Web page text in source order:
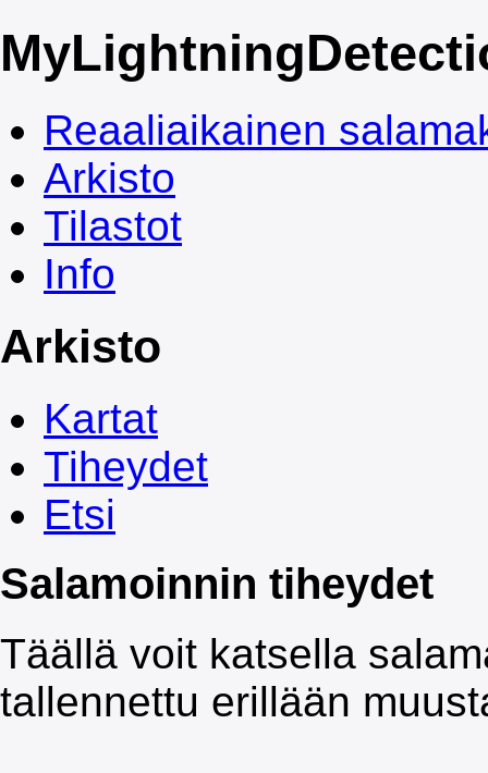
My
Reaaliaikainen
Arkisto
Tilastot
Info
Arkisto
Kartat
Tiheydet
Etsi
Salamoinnin tiheydet
Täällä voit katsella
tallennettu erillään